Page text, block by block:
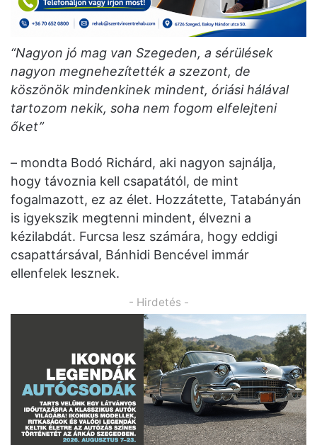
“Nagyon jó mag van Szegeden, a sérülések
nagyon megnehezítették a szezont, de
köszönök mindenkinek mindent, óriási hálával
tartozom nekik, soha nem fogom elfelejteni
őket”
– mondta Bodó Richárd, aki nagyon sajnálja,
hogy távoznia kell csapatától, de mint
fogalmazott, ez az élet. Hozzátette, Tatabányán
is igyekszik megtenni mindent, élvezni a
kézilabdát. Furcsa lesz számára, hogy eddigi
csapattársával, Bánhidi Bencével immár
ellenfelek lesznek.
- Hirdetés -